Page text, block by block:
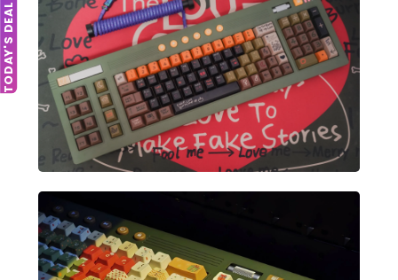
TODAY'S DEAL